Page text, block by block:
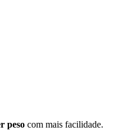
peso com mais facilidade.